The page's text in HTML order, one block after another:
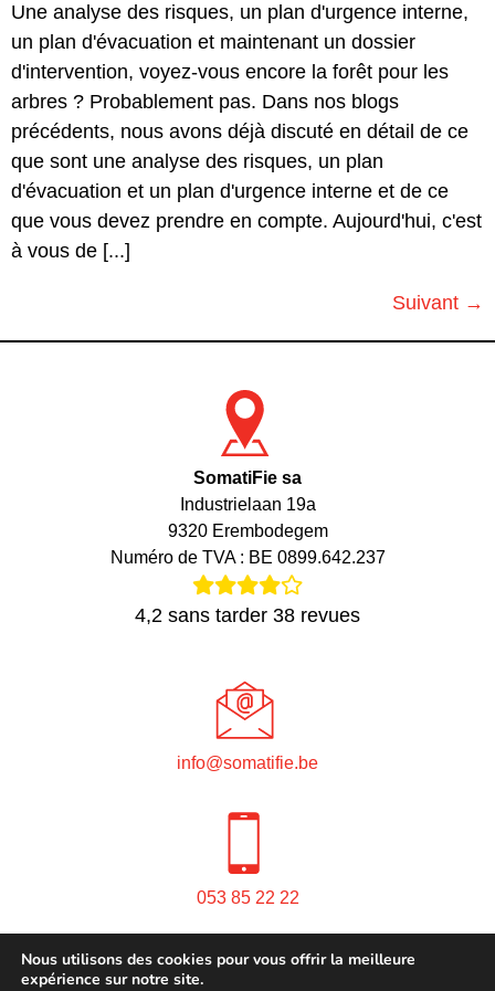
Une analyse des risques, un plan d'urgence interne,
un plan d'évacuation et maintenant un dossier
d'intervention, voyez-vous encore la forêt pour les
arbres ? Probablement pas. Dans nos blogs
précédents, nous avons déjà discuté en détail de ce
que sont une analyse des risques, un plan
d'évacuation et un plan d'urgence interne et de ce
que vous devez prendre en compte. Aujourd'hui, c'est
à vous de [...]
Suivant →
SomatiFie sa
Industrielaan 19a
9320 Erembodegem
Numéro de TVA : BE 0899.642.237
4,2 sans tarder 38 revues
info@somatifie.be
053 85 22 22
Privacy policy Cookie statement Qualité et sécurité
Nous utilisons des cookies pour vous offrir la meilleure
expérience sur notre site.